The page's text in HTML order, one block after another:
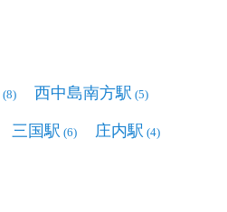
(8) 西中島南方駅 (5)
三国駅 (6) 庄内駅 (4)